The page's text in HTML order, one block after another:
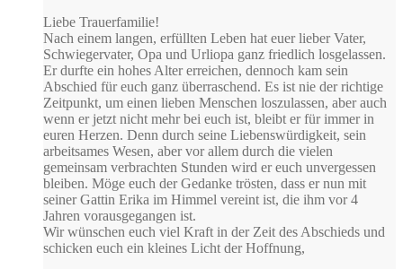
Liebe Trauerfamilie!
Nach einem langen, erfüllten Leben hat euer lieber Vater,
Schwiegervater, Opa und Urliopa ganz friedlich losgelassen.
Er durfte ein hohes Alter erreichen, dennoch kam sein
Abschied für euch ganz überraschend. Es ist nie der richtige
Zeitpunkt, um einen lieben Menschen loszulassen, aber auch
wenn er jetzt nicht mehr bei euch ist, bleibt er für immer in
euren Herzen. Denn durch seine Liebenswürdigkeit, sein
arbeitsames Wesen, aber vor allem durch die vielen
gemeinsam verbrachten Stunden wird er euch unvergessen
bleiben. Möge euch der Gedanke trösten, dass er nun mit
seiner Gattin Erika im Himmel vereint ist, die ihm vor 4
Jahren vorausgegangen ist.
Wir wünschen euch viel Kraft in der Zeit des Abschieds und
schicken euch ein kleines Licht der Hoffnung,